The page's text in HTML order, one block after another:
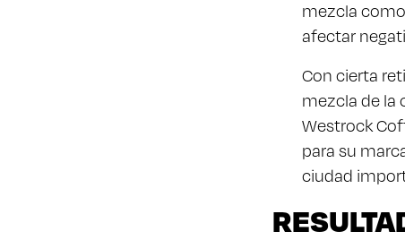
mezcla
afectar
Con cierta
mezcla de la
Westrock
para su
ciudad